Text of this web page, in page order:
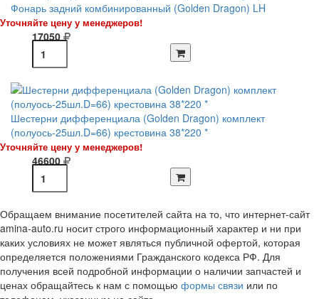
Фонарь задний комбинированный (Golden Dragon) LH
Уточняйте цену у менеджеров!
17050
Шестерни дифференциала (Golden Dragon) комплект
(полуось-25шл.D=66) крестовина 38*220 *
Уточняйте цену у менеджеров!
46600
Обращаем внимание посетителей сайта на то, что интернет-сайт
amina-auto.ru носит строго информационный характер и ни при
каких условиях не может являться публичной офертой, которая
определяется положениями Гражданского кодекса РФ. Для
получения всей подробной информации о наличии запчастей и
ценах обращайтесь к нам с помощью формы связи или по